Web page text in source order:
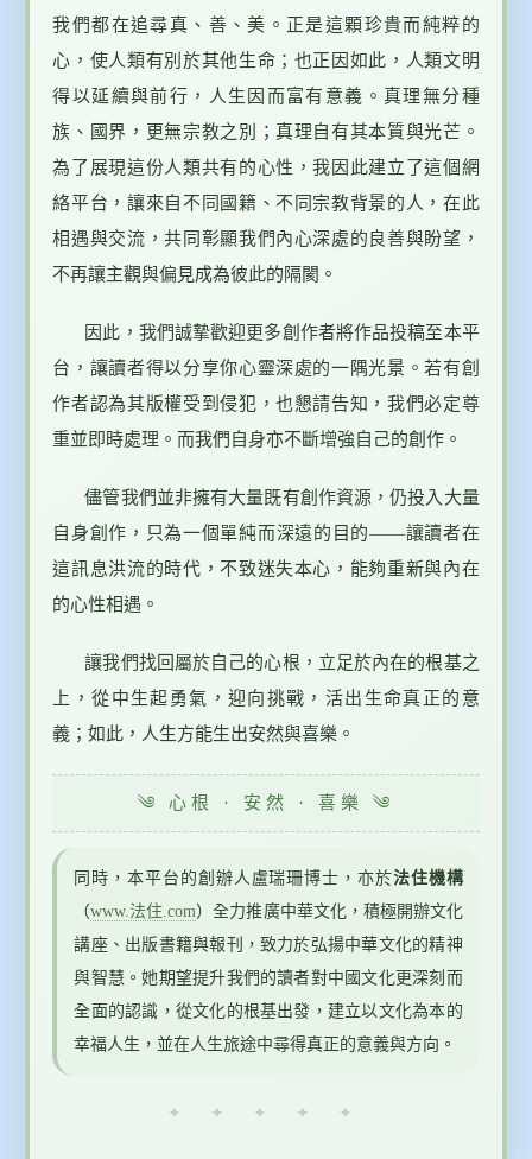
我們都在追尋真、善、美。正是這顆珍貴而純粹的
心，使人類有別於其他生命；也正因如此，人類文明
得以延續與前行，人生因而富有意義。真理無分種
族、國界，更無宗教之別；真理自有其本質與光芒。
為了展現這份人類共有的心性，我因此建立了這個網
絡平台，讓來自不同國籍、不同宗教背景的人，在此
相遇與交流，共同彰顯我們內心深處的良善與盼望，
不再讓主觀與偏見成為彼此的隔閡。
因此，我們誠摯歡迎更多創作者將作品投稿至本平
台，讓讀者得以分享你心靈深處的一隅光景。若有創
作者認為其版權受到侵犯，也懇請告知，我們必定尊
重並即時處理。而我們自身亦不斷增強自己的創作。
儘管我們並非擁有大量既有創作資源，仍投入大量
自身創作，只為一個單純而深遠的目的——讓讀者在
這訊息洪流的時代，不致迷失本心，能夠重新與內在
的心性相遇。
讓我們找回屬於自己的心根，立足於內在的根基之
上，從中生起勇氣，迎向挑戰，活出生命真正的意
義；如此，人生方能生出安然與喜樂。
༄ 心根 · 安然 · 喜樂 ༄
同時，本平台的創辦人盧瑞珊博士，亦於法住機構
（www.法住.com）全力推廣中華文化，積極開辦文化
講座、出版書籍與報刊，致力於弘揚中華文化的精神
與智慧。她期望提升我們的讀者對中國文化更深刻而
全面的認識，從文化的根基出發，建立以文化為本的
幸福人生，並在人生旅途中尋得真正的意義與方向。
✦ ✦ ✦ ✦ ✦